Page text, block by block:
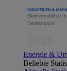
Energie &
Beliebte